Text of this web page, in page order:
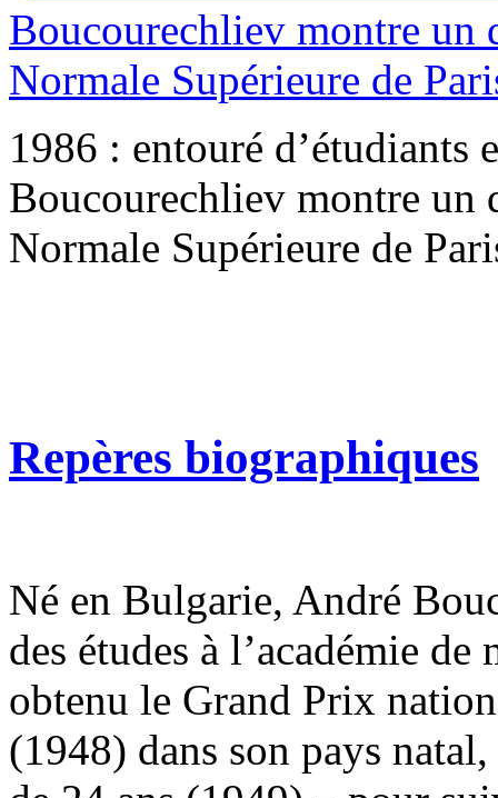
1986 : entouré d’étudiants
Boucourechliev montre un
Normale Supérieure de
Repères biographiques
Né en Bulgarie, André
des études à l’académie
obtenu le Grand Prix
(1948) dans son pays